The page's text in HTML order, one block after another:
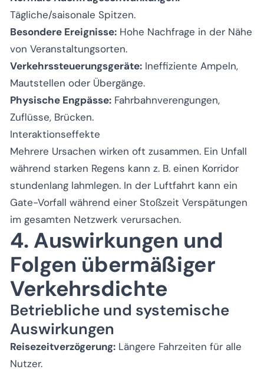
Tägliche/saisonale Spitzen.
Besondere Ereignisse: Hohe Nachfrage in der Nähe
von Veranstaltungsorten.
Verkehrssteuerungsgeräte: Ineffiziente Ampeln,
Mautstellen oder Übergänge.
Physische Engpässe: Fahrbahnverengungen,
Zuflüsse, Brücken.
Interaktionseffekte
Mehrere Ursachen wirken oft zusammen. Ein Unfall
während starken Regens kann z. B. einen Korridor
stundenlang lahmlegen. In der Luftfahrt kann ein
Gate-Vorfall während einer Stoßzeit Verspätungen
im gesamten Netzwerk verursachen.
4. Auswirkungen und
Folgen übermäßiger
Verkehrsdichte
Betriebliche und systemische
Auswirkungen
Reisezeitverzögerung: Längere Fahrzeiten für alle
Nutzer.